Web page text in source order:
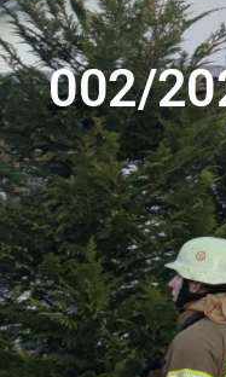
002/